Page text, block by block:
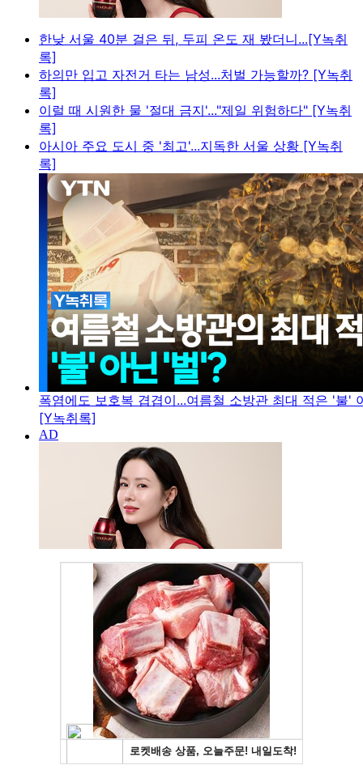
한낮 서울 40분 걸은 뒤, 두피 온도 재 봤더니...[Y녹취
록]
하의만 입고 자전거 타는 남성...처벌 가능할까? [Y녹취
록]
이럴 때 시원한 물 '절대 금지'..."제일 위험하다" [Y녹취
록]
아시아 주요 도시 중 '최고'...지독한 서울 상황 [Y녹취
록]
폭염에도 보호복 겹겹이...여름철 소방관 최대 적은 '불'
[Y녹취록]